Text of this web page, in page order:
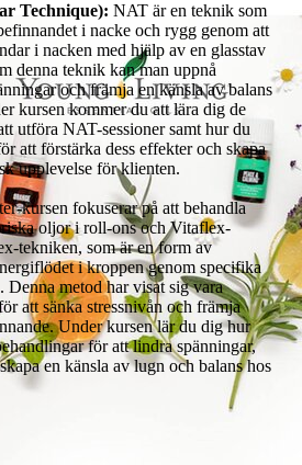
Technique):NAT är en teknik som
i nacke och rygg genom att
i nacken med hjälp av en glasstav
denna teknik kan man uppnå
och främja en känsla av balans
kursen kommer du att lära dig de
utföra NAT-sessioner samt hur du
att förstärka dess effekter och skapa
upplevelse för klienten.
kursen fokuserar på att behandla
oljor i roll-ons och Vitaflex-
tekniken, som är en form av
i kroppen genom specifika
Denna metod har visat sig vara
att sänka stressnivån och främja
Under kursen lär du dig hur
för att lindra spänningar,
en känsla av lugn och balans hos